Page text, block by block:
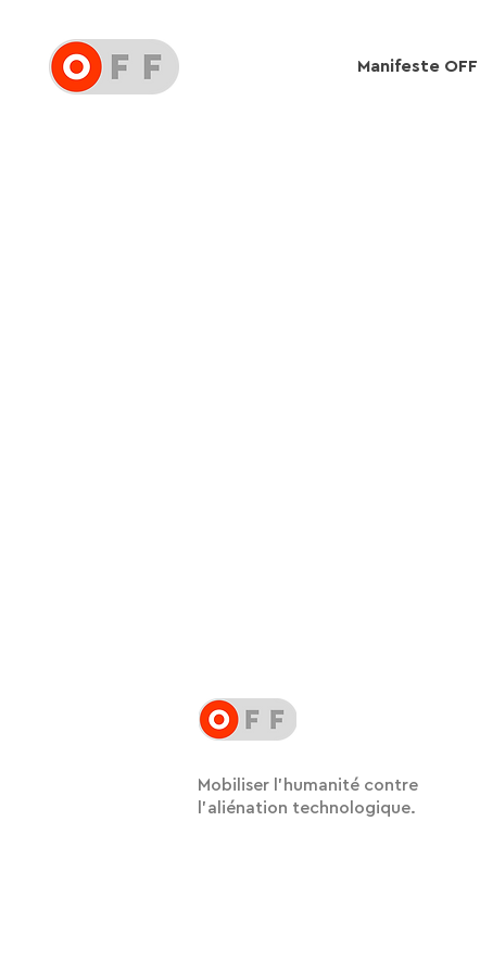
Manifeste OFF
Mobiliser l'humanité contre
l'aliénation technologique.